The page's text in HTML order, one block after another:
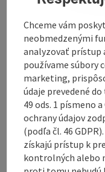
Information:
Office entrance on
Innkreis
Contact
Opening hours
Chceme vám
neobmedzenými
analyzovať prístup
používame súbory
marketing,
údaje prevedené
49 ods. 1 písmeno
ochrany údajov
(podľa čl. 46
získajú prístup k
kontrolných alebo